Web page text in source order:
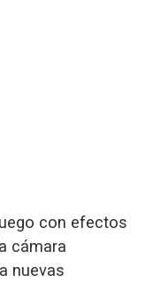
con efectos
cámara
nuevas